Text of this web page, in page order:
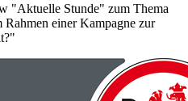
"Aktuelle Stunde" zum Thema
einer Kampagne zur